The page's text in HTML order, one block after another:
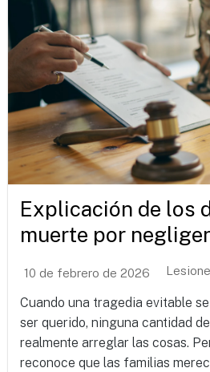
Explicación de los
muerte por
10 de febrero de 2026
Cuando una tragedia evitable
ser querido, ninguna cantidad
realmente arreglar las cosas.
reconoce que las familias